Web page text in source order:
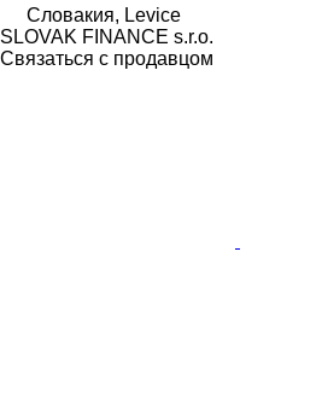
Словакия, Levice
SLOVAK FINANCE s.r.o.
Связаться с продавцом